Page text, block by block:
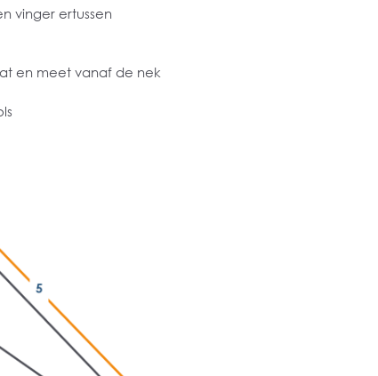
vinger ertussen
en meet vanaf de nek